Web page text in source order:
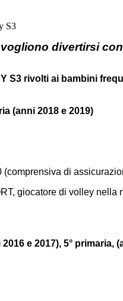
S3
divertirsi
S3 rivolti ai bambini
(anni 2018 e 2019)
(comprensiva di
di volley nella
e 2017), 5° primaria,